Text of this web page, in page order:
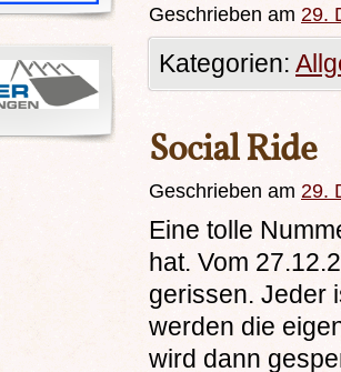
Geschrieben am 29.
Kategorien:
Social Ride
Geschrieben am 29.
Eine tolle
hat. Vom
gerissen. Jeder
werden die
wird dann